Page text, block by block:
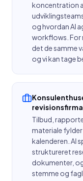
koncentration
og hvordan AI
workflows. For
det de samme
og vi kan tage
Tilbud,
materiale
kalenderen. AI
struktureret
dokumenter,
stemme og